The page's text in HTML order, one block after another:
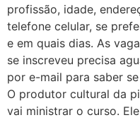
profissão, idade,
telefone celular, se
e em quais dias. As
se inscreveu precisa
por e-mail para saber
O produtor cultural da
vai ministrar o curso.